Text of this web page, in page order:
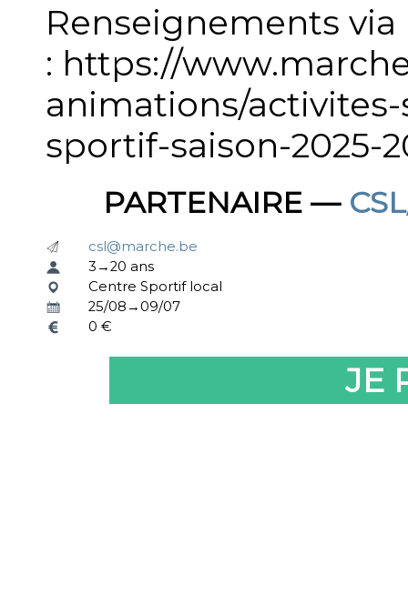
Renseignements
: https://
animations/
sportif-saison-2025-
PARTENAIRE —
csl@marche.be
3→20 ans
Centre Sportif local
25/08→09/07
0 €
JE